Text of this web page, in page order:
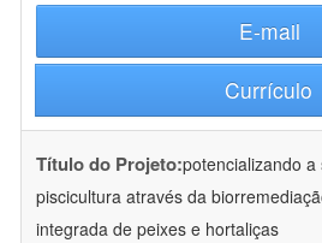
E-mail
Currículo
Título do Projeto:potencializando
piscicultura através da
integrada de peixes e hortaliças